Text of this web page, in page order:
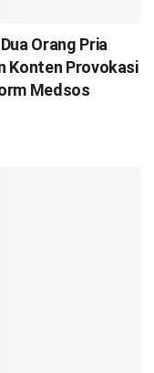
Orang Pria
Konten Provokasi
Medsos